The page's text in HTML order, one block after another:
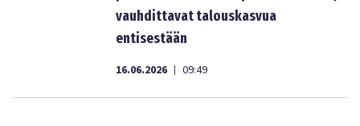
vauhdittavat talouskasvua
entisestään
16.06.2026 | 09:49